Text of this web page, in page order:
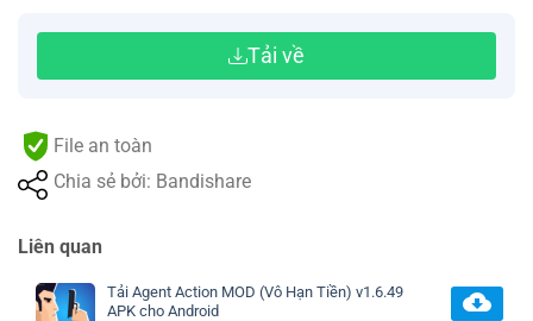
Tải về
File an toàn
Chia sẻ bởi: Bandishare
Liên quan
Tải Agent Action MOD (Vô Hạn Tiền) v1.6.49
APK cho Android